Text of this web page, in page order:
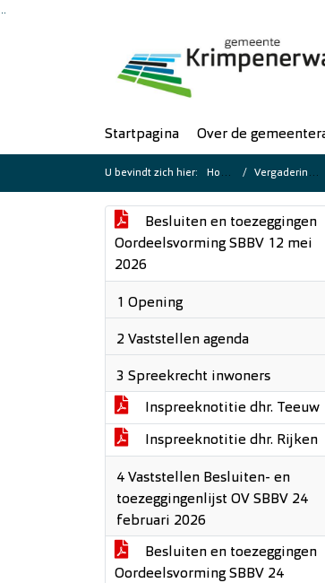
Startpagina Over de
U bevindt zich hier: Home Vergaderingen
Besluiten en toezeggingen
Oordeelsvorming SBBV 12 mei
2026
1 Opening
2 Vaststellen agenda
3 Spreekrecht inwoners
Inspreeknotitie dhr. Teeuw
Inspreeknotitie dhr. Rijken
4 Vaststellen Besluiten- en
toezeggingenlijst OV SBBV 24
februari 2026
Besluiten en toezeggingen
Oordeelsvorming SBBV 24